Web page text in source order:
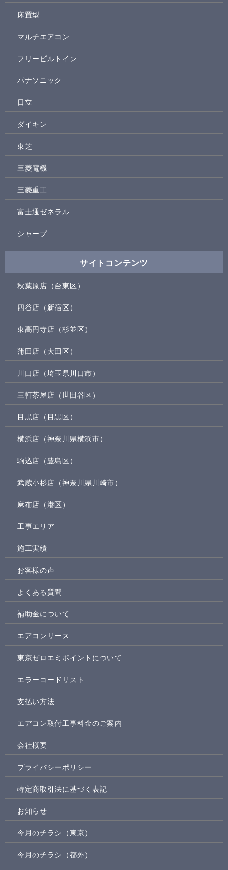
床置型
マルチエアコン
フリービルトイン
パナソニック
日立
ダイキン
東芝
三菱電機
三菱重工
富士通ゼネラル
シャープ
サイトコンテンツ
秋葉原店（台東区）
四谷店（新宿区）
東高円寺店（杉並区）
蒲田店（大田区）
川口店（埼玉県川口市）
三軒茶屋店（世田谷区）
目黒店（目黒区）
横浜店（神奈川県横浜市）
駒込店（豊島区）
武蔵小杉店（神奈川県川崎市）
麻布店（港区）
工事エリア
施工実績
お客様の声
よくある質問
補助金について
エアコンリース
東京ゼロエミポイントについて
エラーコードリスト
支払い方法
エアコン取付工事料金のご案内
会社概要
プライバシーポリシー
特定商取引法に基づく表記
お知らせ
今月のチラシ（東京）
今月のチラシ（都外）